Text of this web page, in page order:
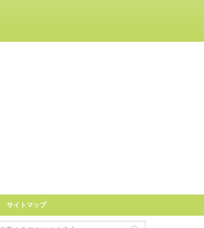
サイトマップ